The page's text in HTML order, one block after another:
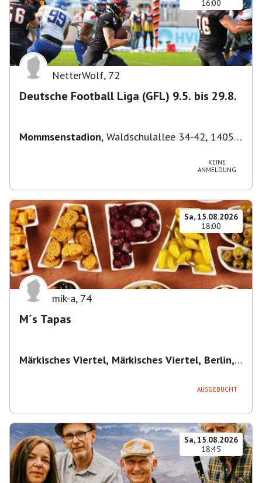
16:00
NetterWolf, 72
Deutsche Football Liga (GFL) 9.5. bis 29.8.
Mommsenstadion, Waldschulallee 34-42, 14055
KEINE
ANMELDUNG
Sa, 15.08.2026
18:00
mik-a, 74
M´s Tapas
Märkisches Viertel, Märkisches Viertel, Berlin,
AUSGEBUCHT
Sa, 15.08.2026
18:45